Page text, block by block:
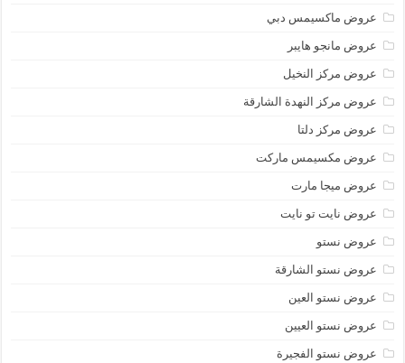
عروض ماكسيمس دبي
عروض مانجو هايبر
عروض مركز النخيل
عروض مركز النهدة الشارقة
عروض مركز دلتا
عروض مكسيمس ماركت
عروض ميجا مارت
عروض نايت تو نايت
عروض نستو
عروض نستو الشارقة
عروض نستو العين
عروض نستو العيين
عروض نستو الفجيرة